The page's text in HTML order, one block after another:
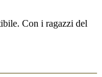
Con i ragazzi del